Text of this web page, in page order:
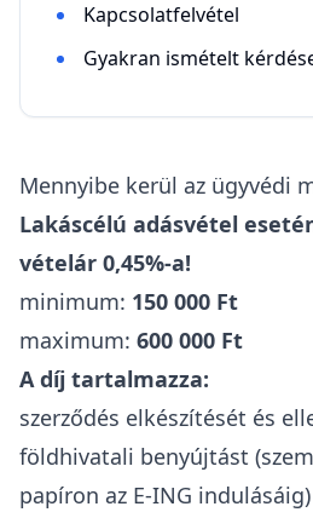
Kapcsolatfelvétel
Gyakran ismételt
Mennyibe kerül az ügyvédi
Lakáscélú adásvétel
vételár 0,45%-a!
minimum: 150 000 Ft
maximum: 600 000 Ft
A díj tartalmazza:
szerződés elkészítését és
földhivatali benyújtást
papíron az E-ING indulásáig)